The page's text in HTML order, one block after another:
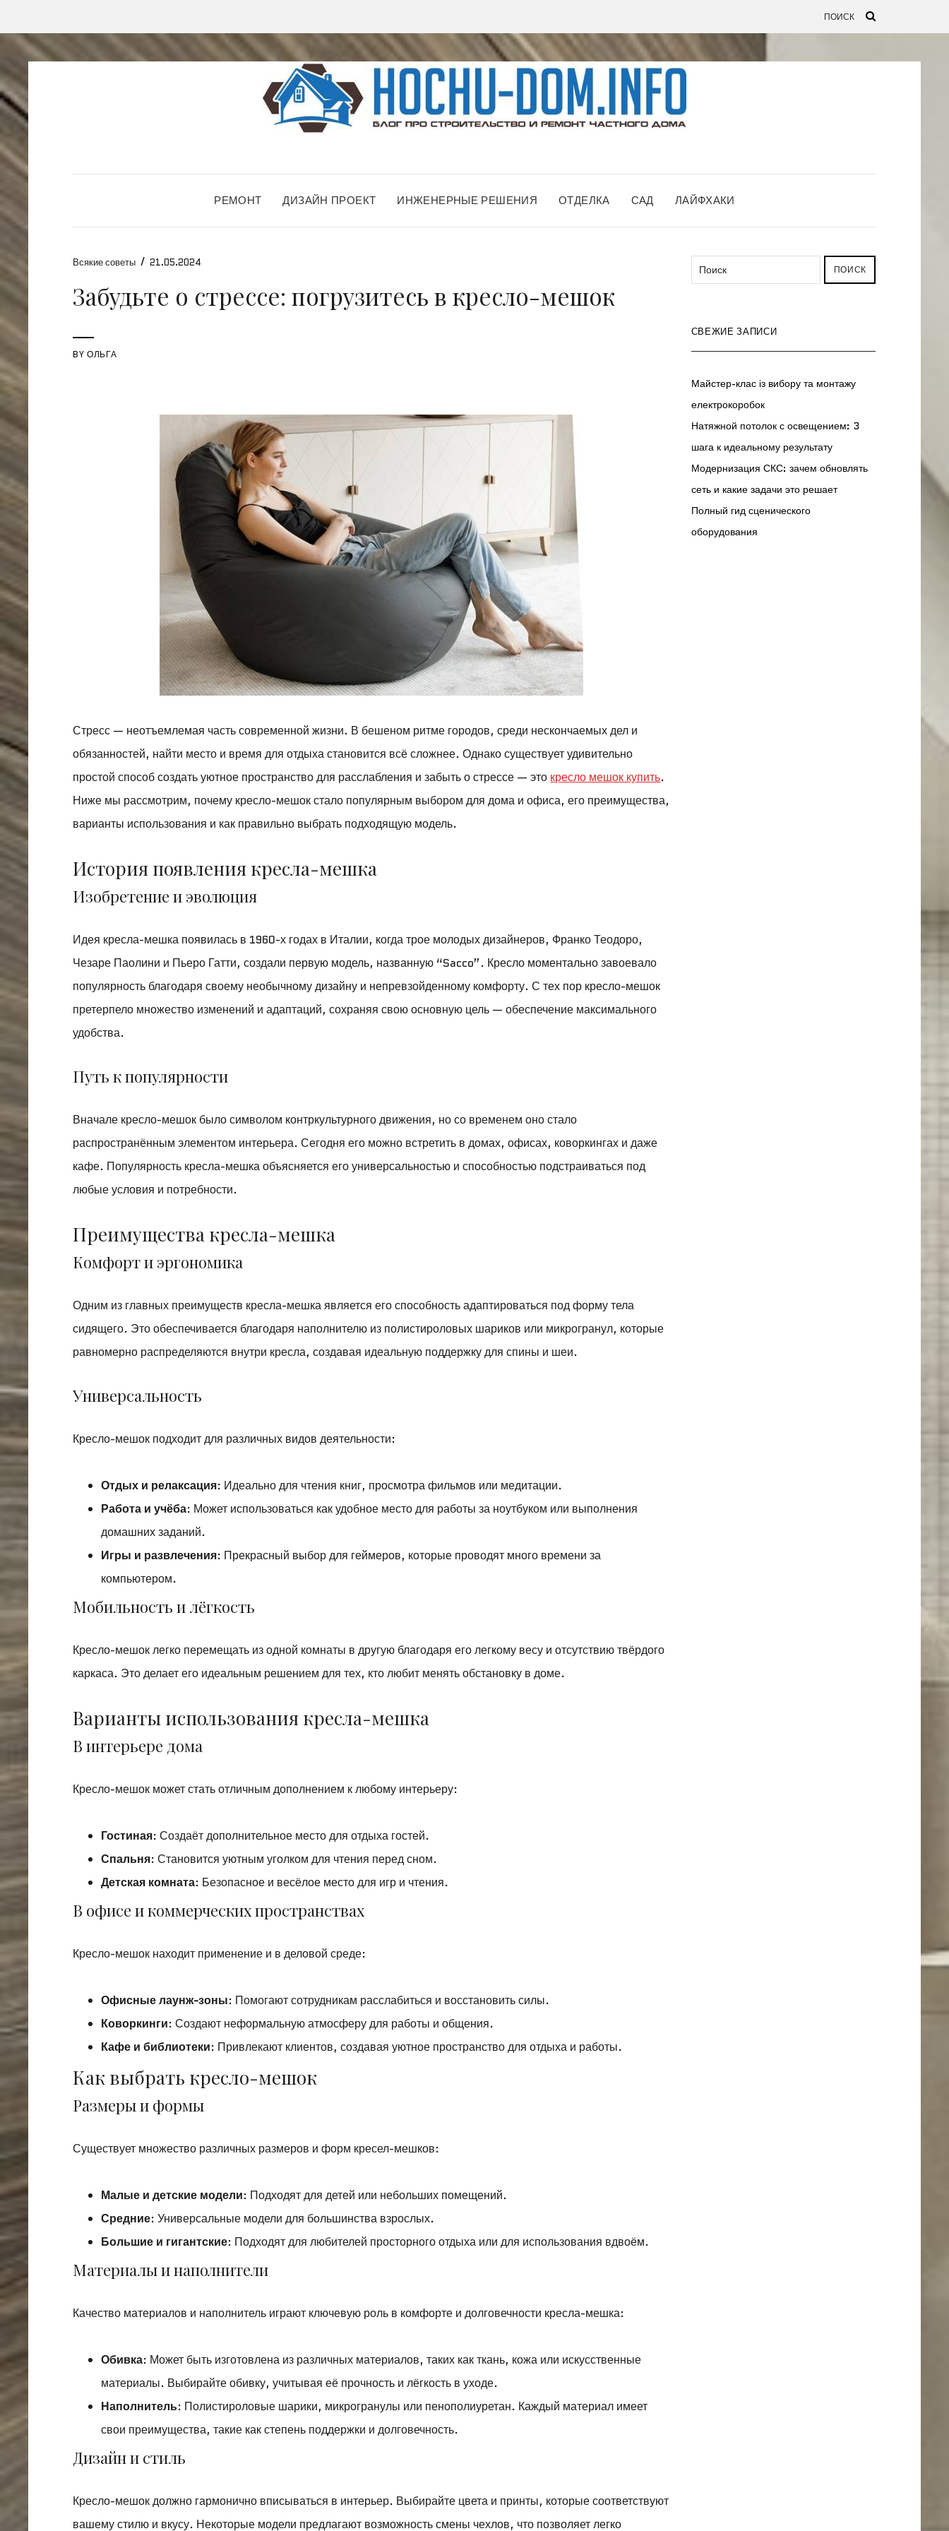
РЕМОНТ ДИЗАЙН ПРОЕКТ ИНЖЕНЕРНЫЕ РЕШЕНИЯ ОТДЕЛКА САД ЛАЙФХАКИ
Всякие советы / 21.05.2024
Забудьте о стрессе: погрузитесь в кресло-мешок
BYОЛЬГА
Стресс — неотъемлемая часть современной жизни. В бешеном ритме городов, среди нескончаемых дел и
обязанностей, найти место и время для отдыха становится всё сложнее. Однако существует удивительно
простой способ создать уютное пространство для расслабления и забыть о стрессе — это кресло мешок купить.
Ниже мы рассмотрим, почему кресло-мешок стало популярным выбором для дома и офиса, его преимущества,
варианты использования и как правильно выбрать подходящую модель.
История появления кресла-мешка
Изобретение и эволюция
Идея кресла-мешка появилась в 1960-х годах в Италии, когда трое молодых дизайнеров, Франко Теодоро,
Чезаре Паолини и Пьеро Гатти, создали первую модель, названную “Sacco”. Кресло моментально завоевало
популярность благодаря своему необычному дизайну и непревзойденному комфорту. С тех пор кресло-мешок
претерпело множество изменений и адаптаций, сохраняя свою основную цель — обеспечение максимального
удобства.
Путь к популярности
Вначале кресло-мешок было символом контркультурного движения, но со временем оно стало
распространённым элементом интерьера. Сегодня его можно встретить в домах, офисах, коворкингах и даже
кафе. Популярность кресла-мешка объясняется его универсальностью и способностью подстраиваться под
любые условия и потребности.
Преимущества кресла-мешка
Комфорт и эргономика
Одним из главных преимуществ кресла-мешка является его способность адаптироваться под форму тела
сидящего. Это обеспечивается благодаря наполнителю из полистироловых шариков или микрогранул, которые
равномерно распределяются внутри кресла, создавая идеальную поддержку для спины и шеи.
Универсальность
Кресло-мешок подходит для различных видов деятельности:
Отдых и релаксация: Идеально для чтения книг, просмотра фильмов или медитации.
Работа и учёба: Может использоваться как удобное место для работы за ноутбуком или выполнения
домашних заданий.
Игры и развлечения: Прекрасный выбор для геймеров, которые проводят много времени за
компьютером.
Мобильность и лёгкость
Кресло-мешок легко перемещать из одной комнаты в другую благодаря его легкому весу и отсутствию твёрдого
каркаса. Это делает его идеальным решением для тех, кто любит менять обстановку в доме.
Варианты использования кресла-мешка
В интерьере дома
Кресло-мешок может стать отличным дополнением к любому интерьеру:
Гостиная: Создаёт дополнительное место для отдыха гостей.
Спальня: Становится уютным уголком для чтения перед сном.
Детская комната: Безопасное и весёлое место для игр и чтения.
В офисе и коммерческих пространствах
Кресло-мешок находит применение и в деловой среде:
Офисные лаунж-зоны: Помогают сотрудникам расслабиться и восстановить силы.
Коворкинги: Создают неформальную атмосферу для работы и общения.
Кафе и библиотеки: Привлекают клиентов, создавая уютное пространство для отдыха и работы.
Как выбрать кресло-мешок
Размеры и формы
Существует множество различных размеров и форм кресел-мешков:
Малые и детские модели: Подходят для детей или небольших помещений.
Средние: Универсальные модели для большинства взрослых.
Большие и гигантские: Подходят для любителей просторного отдыха или для использования вдвоём.
Материалы и наполнители
Качество материалов и наполнитель играют ключевую роль в комфорте и долговечности кресла-мешка:
Обивка: Может быть изготовлена из различных материалов, таких как ткань, кожа или искусственные
материалы. Выбирайте обивку, учитывая её прочность и лёгкость в уходе.
Наполнитель: Полистироловые шарики, микрогранулы или пенополиуретан. Каждый материал имеет
свои преимущества, такие как степень поддержки и долговечность.
Дизайн и стиль
Кресло-мешок должно гармонично вписываться в интерьер. Выбирайте цвета и принты, которые соответствуют
вашему стилю и вкусу. Некоторые модели предлагают возможность смены чехлов, что позволяет легко
ПОИСК
СВЕЖИЕ ЗАПИСИ
Майстер-клас із вибору та монтажу
електрокоробок
Натяжной потолок с освещением: 3
шага к идеальному результату
Модернизация СКС: зачем обновлять
сеть и какие задачи это решает
Полный гид сценического
оборудования